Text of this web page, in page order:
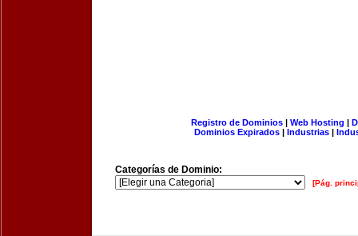
Registro de Dominios| Web Hosting |
Dominios Expirados | Industrias |
Categorías de Dominio:
[Pág.